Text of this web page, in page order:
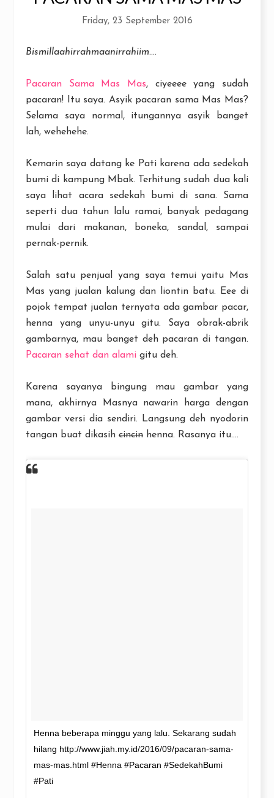
Friday, 23 September 2016
Bismillaahirrahmaanirrahiim....
Pacaran Sama Mas Mas, ciyeeee yang sudah
pacaran! Itu saya. Asyik pacaran sama Mas Mas?
Selama saya normal, itungannya asyik banget
lah, wehehehe.
Kemarin saya datang ke Pati karena ada sedekah
bumi di kampung Mbak. Terhitung sudah dua kali
saya lihat acara sedekah bumi di sana. Sama
seperti dua tahun lalu ramai, banyak pedagang
mulai dari makanan, boneka, sandal, sampai
pernak-pernik.
Salah satu penjual yang saya temui yaitu Mas
Mas yang jualan kalung dan liontin batu. Eee di
pojok tempat jualan ternyata ada gambar pacar,
henna yang unyu-unyu gitu. Saya obrak-abrik
gambarnya, mau banget deh pacaran di tangan.
Pacaran sehat dan alami gitu deh.
Karena sayanya bingung mau gambar yang
mana, akhirnya Masnya nawarin harga dengan
gambar versi dia sendiri. Langsung deh nyodorin
tangan buat dikasih cincin henna. Rasanya itu....
Henna beberapa minggu yang lalu. Sekarang sudah
hilang http://www.jiah.my.id/2016/09/pacaran-sama-
mas-mas.html #Henna #Pacaran #SedekahBumi
#Pati